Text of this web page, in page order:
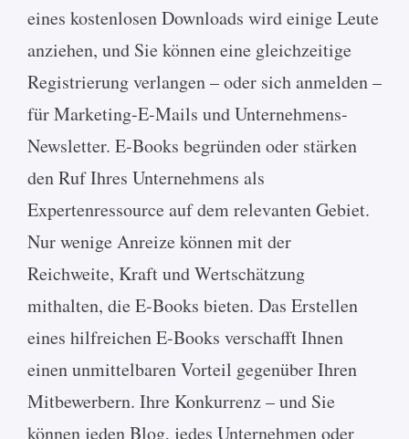
eines kostenlosen Downloads wird einige Leute
anziehen, und Sie können eine gleichzeitige
Registrierung verlangen – oder sich anmelden –
für Marketing-E-Mails und Unternehmens-
Newsletter. E-Books begründen oder stärken
den Ruf Ihres Unternehmens als
Expertenressource auf dem relevanten Gebiet.
Nur wenige Anreize können mit der
Reichweite, Kraft und Wertschätzung
mithalten, die E-Books bieten. Das Erstellen
eines hilfreichen E-Books verschafft Ihnen
einen unmittelbaren Vorteil gegenüber Ihren
Mitbewerbern. Ihre Konkurrenz – und Sie
können jeden Blog, jedes Unternehmen oder